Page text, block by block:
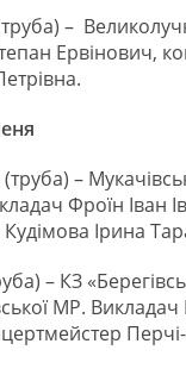
–
Ервінович,
–
Фроїн Іван
Ірина
– КЗ
МР.
Перчі-